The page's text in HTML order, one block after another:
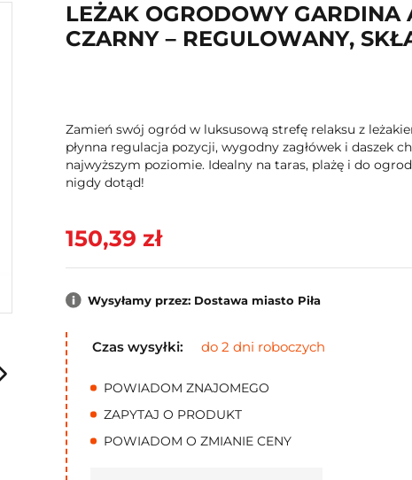
LEŻAK OGRODOWY GARDINA
CZARNY – REGULOWANY,
Zamień swój ogród w luksusową strefę relaksu z
płynna regulacja pozycji, wygodny zagłówek i daszek
najwyższym poziomie. Idealny na taras, plażę i do
nigdy dotąd!
150,39 zł
Wysyłamy przez: Dostawa miasto Piła
Czas wysyłki: do 2 dni roboczych
POWIADOM ZNAJOMEGO
ZAPYTAJ O PRODUKT
POWIADOM O ZMIANIE CENY